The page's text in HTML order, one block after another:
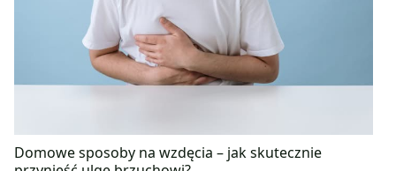
Domowe sposoby na wzdęcia – jak skutecznie